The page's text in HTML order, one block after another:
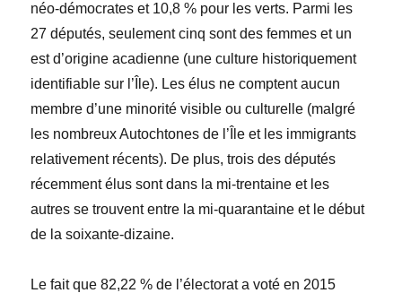
néo-démocrates et 10,8 % pour les verts. Parmi les
27 députés, seulement cinq sont des femmes et un
est d’origine acadienne (une culture historiquement
identifiable sur l’Île). Les élus ne comptent aucun
membre d’une minorité visible ou culturelle (malgré
les nombreux Autochtones de l’Île et les immigrants
relativement récents). De plus, trois des députés
récemment élus sont dans la mi-trentaine et les
autres se trouvent entre la mi-quarantaine et le début
de la soixante-dizaine.
Le fait que 82,22 % de l’électorat a voté en 2015